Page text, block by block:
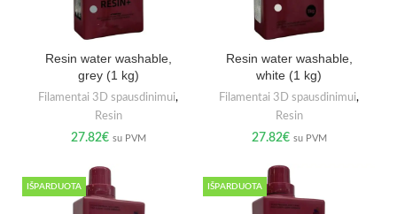
Resin water washable,
grey (1 kg)
Filamentai 3D spausdinimui,
Resin
27.82€ su PVM
Resin water washable,
white (1 kg)
Filamentai 3D spausdinimui,
Resin
27.82€ su PVM
IŠPARDUOTA IŠPARDUOTA